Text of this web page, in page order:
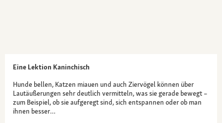
Eine Lektion Kaninchisch
Hunde bellen, Katzen miauen und auch Ziervögel können über
Lautäußerungen sehr deutlich vermitteln, was sie gerade bewegt –
zum Beispiel, ob sie aufgeregt sind, sich entspannen oder ob man
ihnen besser…